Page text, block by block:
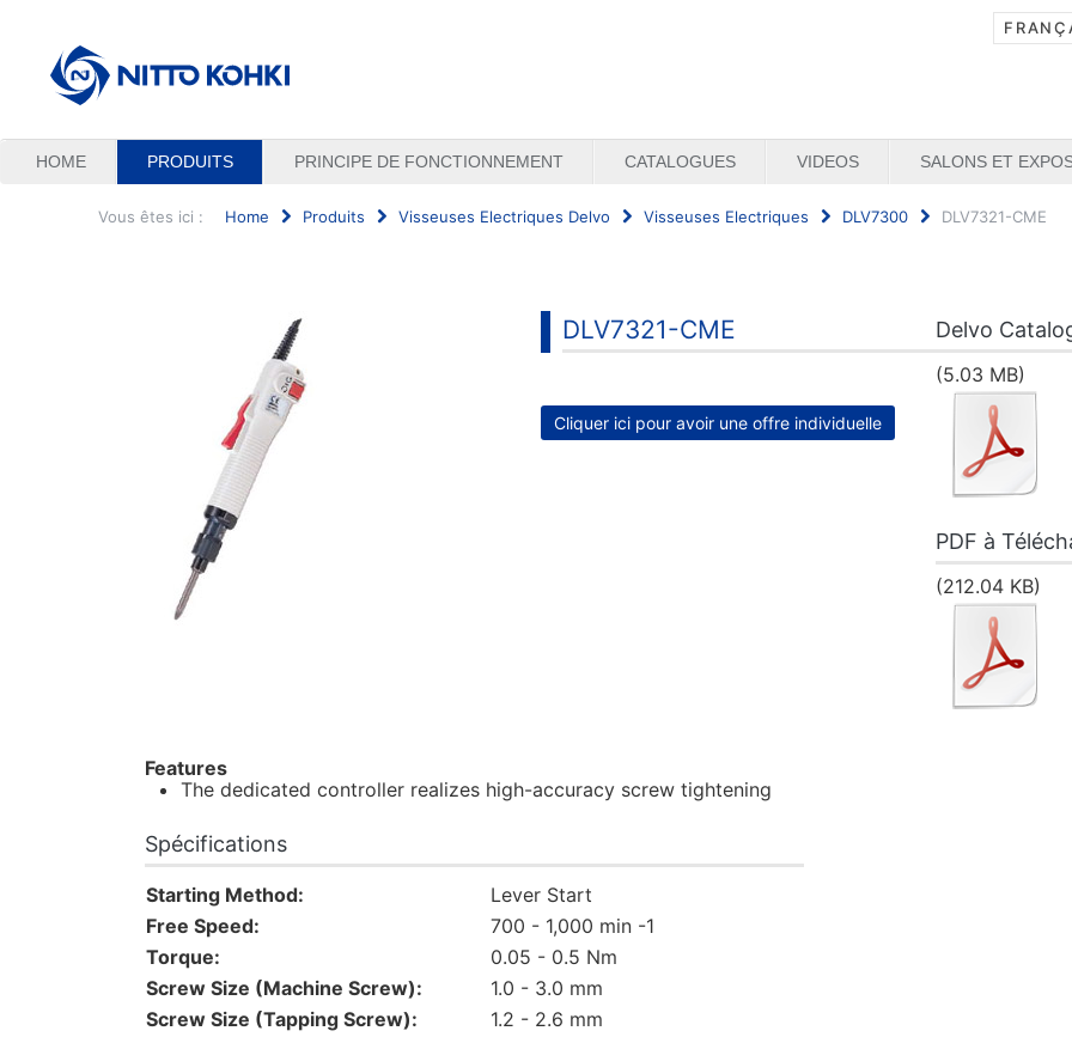
HOME PRODUITS PRINCIPE DE FONCTIONNEMENT CATALOGUES VIDEOS SALONS ET
Vous êtes ici : Home Produits Visseuses Electriques Delvo Visseuses Electriques DLV7300 DLV7321-CME
DLV7321-CME
Cliquer ici pour avoir une offre individuelle
Delvo
(5.03 MB)
PDF à
(212.04 KB)
Features
The dedicated controller realizes high-accuracy screw tightening
Spécifications
Starting Method:
Lever Start
Free Speed:
700 - 1,000 min -1
Torque:
0.05 - 0.5 Nm
Screw Size (Machine Screw):
1.0 - 3.0 mm
Screw Size (Tapping Screw):
1.2 - 2.6 mm